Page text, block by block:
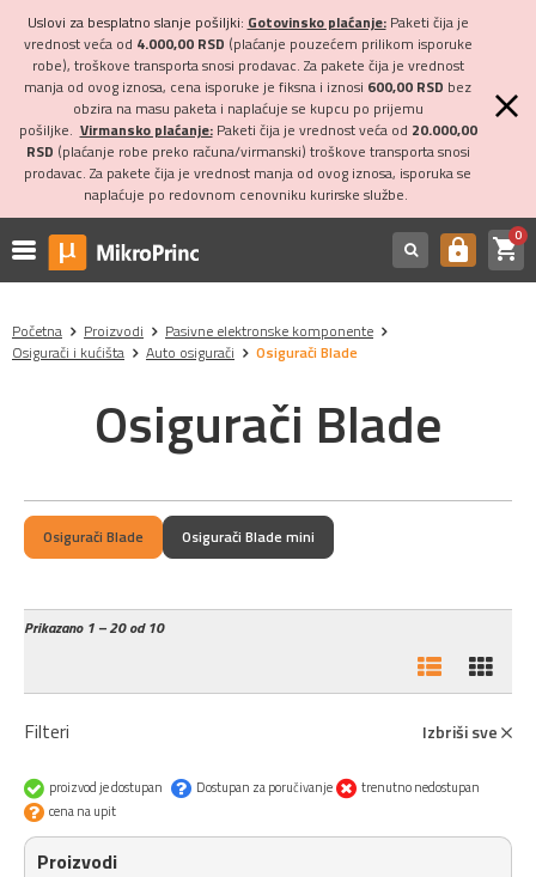
Uslovi za besplatno slanje pošiljki: Gotovinsko plaćanje:Paketi čija je
vrednost veća od 4.000,00 RSD (plaćanje pouzećem prilikom isporuke
robe), troškove transporta snosi prodavac. Za pakete čija je vrednost
manja od ovog iznosa, cena isporuke je fiksna i iznosi 600,00 RSD bez
obzira na masu paketa i naplaćuje se kupcu po prijemu
pošiljke. Virmansko plaćanje:Paketi čija je vrednost veća od 20.000,00
RSD (plaćanje robe preko računa/virmanski) troškove transporta snosi
prodavac. Za pakete čija je vrednost manja od ovog iznosa, isporuka se
naplaćuje po redovnom cenovniku kurirske službe.
https shopping_cart0
Početna Proizvodi
Pasivne elektronske komponente
Osigurači i kućišta
Auto osigurači Osigurači Blade
Osigurači Blade
Osigurači Blade Osigurači Blade mini
Prikazano1 – 20 od 10
Filteri Izbriši sve
proizvod je dostupan Dostupan za poručivanje
trenutno nedostupan
cena na upit
Proizvodi